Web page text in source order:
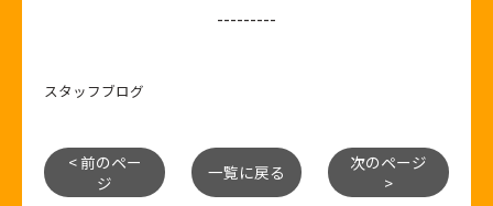
---------
スタッフブログ
< 前のペー
ジ
一覧に戻る
次のページ
>